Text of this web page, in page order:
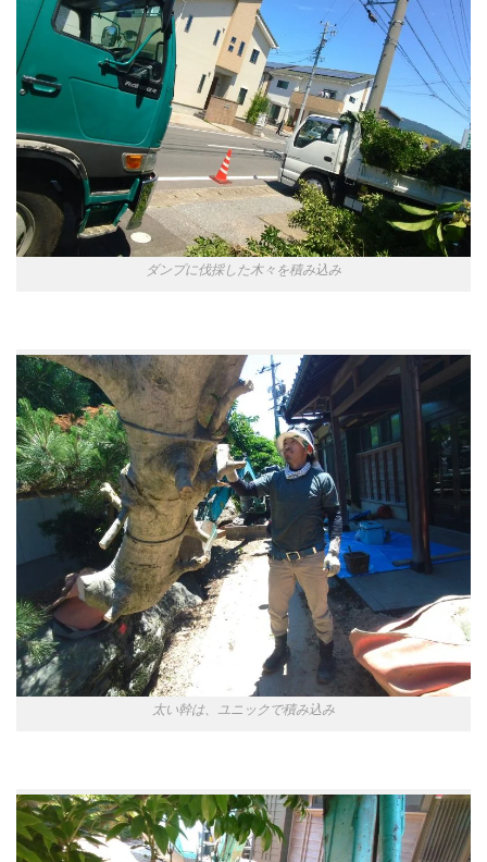
ダンプに伐採した木々を積み込み
太い幹は、ユニックで積み込み